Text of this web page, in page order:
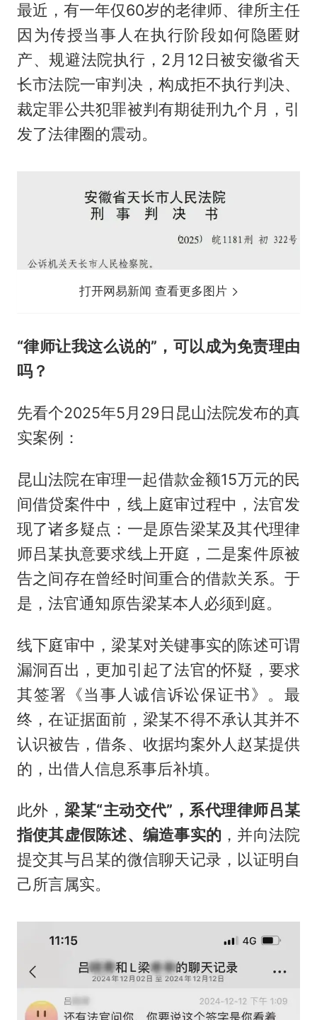
最近，有一年仅60岁的老律师、律所主任
因为传授当事人在执行阶段如何隐匿财
产、规避法院执行，2月12日被安徽省天
长市法院一审判决，构成拒不执行判决、
裁定罪公共犯罪被判有期徒刑九个月，引
发了法律圈的震动。
打开网易新闻 查看更多图片
“律师让我这么说的”，可以成为免责理由
吗？
先看个2025年5月29日昆山法院发布的真
实案例：
昆山法院在审理一起借款金额15万元的民
间借贷案件中，线上庭审过程中，法官发
现了诸多疑点：一是原告梁某及其代理律
师吕某执意要求线上开庭，二是案件原被
告之间存在曾经时间重合的借款关系。于
是，法官通知原告梁某本人必须到庭。
线下庭审中，梁某对关键事实的陈述可谓
漏洞百出，更加引起了法官的怀疑，要求
其签署《当事人诚信诉讼保证书》。最
终，在证据面前，梁某不得不承认其并不
认识被告，借条、收据均案外人赵某提供
的，出借人信息系事后补填。
此外，梁某“主动交代”，系代理律师吕某
指使其虚假陈述、编造事实的 ，并向法院
提交其与吕某的微信聊天记录，以证明自
己所言属实。